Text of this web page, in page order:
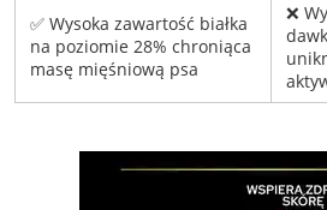
✅ Wysoka zawartość białka
na poziomie 28% chroniąca
masę mięśniową psa
❌